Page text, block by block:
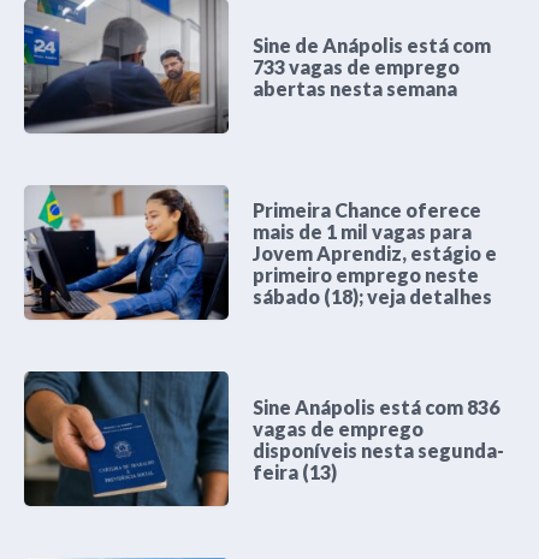
Sine de Anápolis está com
733 vagas de emprego
abertas nesta semana
Primeira Chance oferece
mais de 1 mil vagas para
Jovem Aprendiz, estágio e
primeiro emprego neste
sábado (18); veja detalhes
Sine Anápolis está com 836
vagas de emprego
disponíveis nesta segunda-
feira (13)